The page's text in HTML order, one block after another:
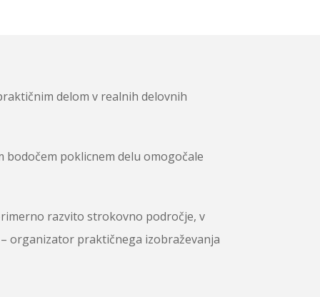
delom v realnih delovnih
poklicnem delu omogočale
razvito strokovno področje, v
organizator praktičnega izobraževanja